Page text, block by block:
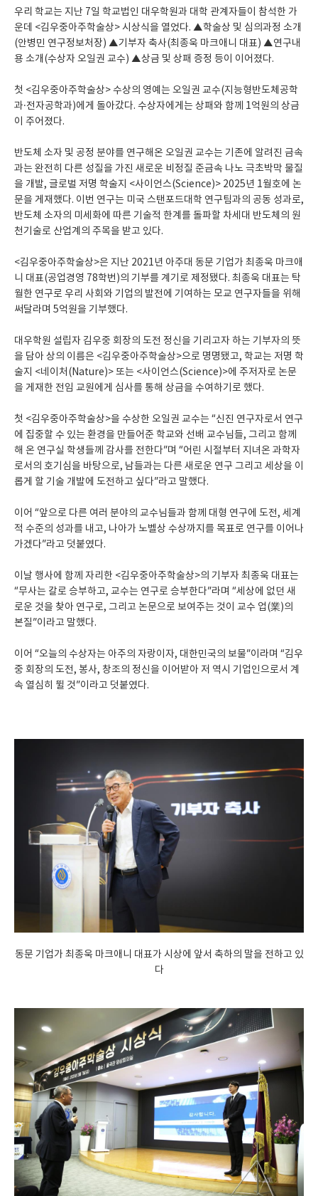
우리 학교는 지난 7일 학교법인 대우학원과 대학 관계자들이 참석한 가
운데 <김우중아주학술상> 시상식을 열었다. ▲학술상 및 심의과정 소개
(안병민 연구정보처장) ▲기부자 축사(최종욱 마크애니 대표) ▲연구내
용 소개(수상자 오일권 교수) ▲상금 및 상패 증정 등이 이어졌다.
첫 <김우중아주학술상> 수상의 영예는 오일권 교수(지능형반도체공학
과·전자공학과)에게 돌아갔다. 수상자에게는 상패와 함께 1억원의 상금
이 주어졌다.
반도체 소자 및 공정 분야를 연구해온 오일권 교수는 기존에 알려진 금속
과는 완전히 다른 성질을 가진 새로운 비정질 준금속 나노 극초박막 물질
을 개발, 글로벌 저명 학술지 <사이언스(Science)> 2025년 1월호에 논
문을 게재했다. 이번 연구는 미국 스탠포드대학 연구팀과의 공동 성과로,
반도체 소자의 미세화에 따른 기술적 한계를 돌파할 차세대 반도체의 원
천기술로 산업계의 주목을 받고 있다.
<김우중아주학술상>은 지난 2021년 아주대 동문 기업가 최종욱 마크애
니 대표(공업경영 78학번)의 기부를 계기로 제정됐다. 최종욱 대표는 탁
월한 연구로 우리 사회와 기업의 발전에 기여하는 모교 연구자들을 위해
써달라며 5억원을 기부했다.
대우학원 설립자 김우중 회장의 도전 정신을 기리고자 하는 기부자의 뜻
을 담아 상의 이름은 <김우중아주학술상>으로 명명됐고, 학교는 저명 학
술지 <네이처(Nature)> 또는 <사이언스(Science)>에 주저자로 논문
을 게재한 전임 교원에게 심사를 통해 상금을 수여하기로 했다.
첫 <김우중아주학술상>을 수상한 오일권 교수는 “신진 연구자로서 연구
에 집중할 수 있는 환경을 만들어준 학교와 선배 교수님들, 그리고 함께
해 온 연구실 학생들께 감사를 전한다”며 “어린 시절부터 지녀온 과학자
로서의 호기심을 바탕으로, 남들과는 다른 새로운 연구 그리고 세상을 이
롭게 할 기술 개발에 도전하고 싶다”라고 말했다.
이어 “앞으로 다른 여러 분야의 교수님들과 함께 대형 연구에 도전, 세계
적 수준의 성과를 내고, 나아가 노벨상 수상까지를 목표로 연구를 이어나
가겠다”라고 덧붙였다.
이날 행사에 함께 자리한 <김우중아주학술상>의 기부자 최종욱 대표는
“무사는 칼로 승부하고, 교수는 연구로 승부한다”라며 “세상에 없던 새
로운 것을 찾아 연구로, 그리고 논문으로 보여주는 것이 교수 업(業)의
본질”이라고 말했다.
이어 “오늘의 수상자는 아주의 자랑이자, 대한민국의 보물”이라며 “김우
중 회장의 도전, 봉사, 창조의 정신을 이어받아 저 역시 기업인으로서 계
속 열심히 뛸 것”이라고 덧붙였다.
동문 기업가 최종욱 마크애니 대표가 시상에 앞서 축하의 말을 전하고 있
다